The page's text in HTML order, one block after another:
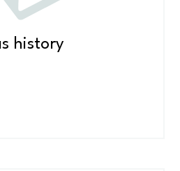
history